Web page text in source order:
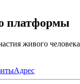
платформы
живого человека
Адрес